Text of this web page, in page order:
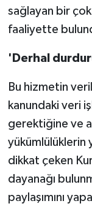
sağlayan bir
faaliyette
'Derhal
Bu hizmetin
kanundaki veri
gerektiğine ve
dikkat çeken
dayanağı
paylaşımını